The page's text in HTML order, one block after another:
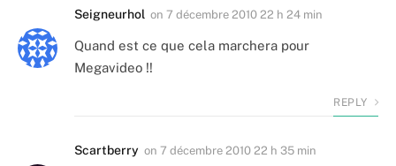
Seigneurhol on 7 décembre 2010 22 h 24 min
Quand est ce que cela marchera pour
Megavideo !!
REPLY
Scartberry on 7 décembre 2010 22 h 35 min